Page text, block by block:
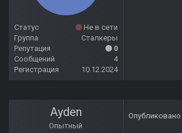
Статус
Не в сети
Группа
Сталкеры
Репутация
0
Сообщений
4
Регистрация
10.12.2024
Ayden
Опытный
Опубликовано